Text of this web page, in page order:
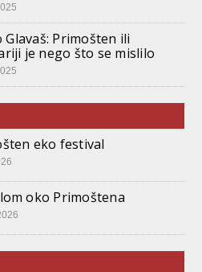
Glavaš: Primošten ili
je nego što se mislilo
eko festival
oko Primoštena